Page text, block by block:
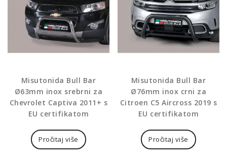
Misutonida Bull Bar
Ø63mm inox srebrni za
Chevrolet Captiva 2011+ s
EU certifikatom
Pročitaj više
Misutonida Bull Bar
Ø76mm inox crni za
Citroen C5 Aircross 2019 s
EU certifikatom
Pročitaj više